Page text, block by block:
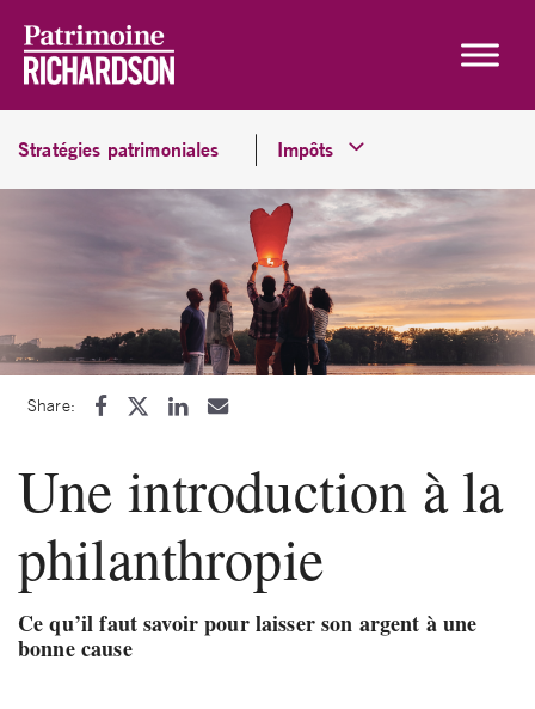
Stratégies patrimoniales Impôts
Share:
Une introduction à la
philanthropie
Ce qu’il faut savoir pour laisser son argent à une
bonne cause